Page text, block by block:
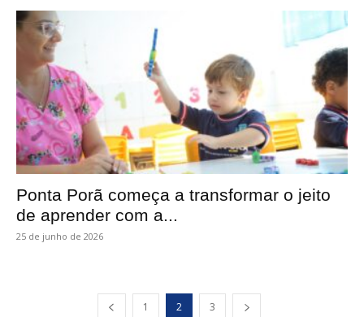
Ponta Porã começa a transformar o jeito
de aprender com a...
25 de junho de 2026
1 2 3